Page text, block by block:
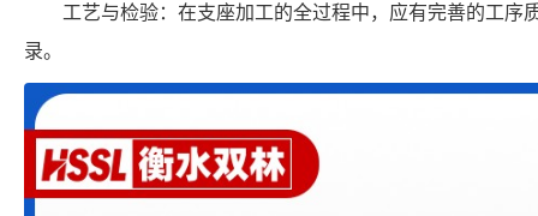
工艺与检验：在支座加工的全过程中，应有完善的工序
录。